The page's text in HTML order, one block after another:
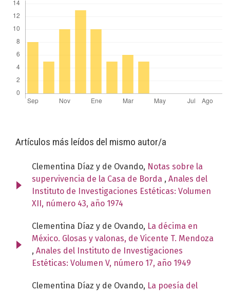
Artículos más leídos del mismo autor/a
Clementina Díaz y de Ovando, Notas sobre la
supervivencia de la Casa de Borda , Anales del
Instituto de Investigaciones Estéticas: Volumen
XII, número 43, año 1974
Clementina Díaz y de Ovando, La décima en
México. Glosas y valonas, de Vicente T. Mendoza
, Anales del Instituto de Investigaciones
Estéticas: Volumen V, número 17, año 1949
Clementina Díaz y de Ovando, La poesía del